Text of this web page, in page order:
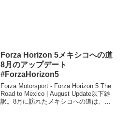
Forza Horizon 5メキシコへの道
8月のアップデート
#ForzaHorizon5
Forza Motorsport - Forza Horizon 5 The
Road to Mexico | August Update以下雑
訳。8月に訪れたメキシコへの道は、